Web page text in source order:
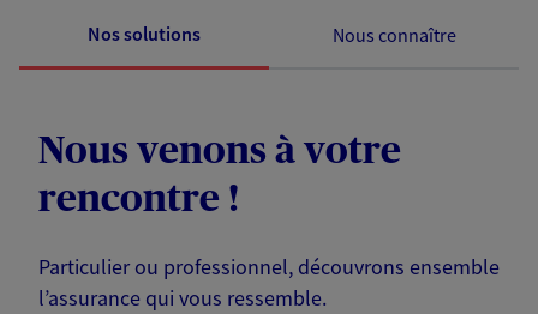
Nos solutions Nous connaître
Nous venons à votre
rencontre !
Particulier ou professionnel, découvrons ensemble
l’assurance qui vous ressemble.